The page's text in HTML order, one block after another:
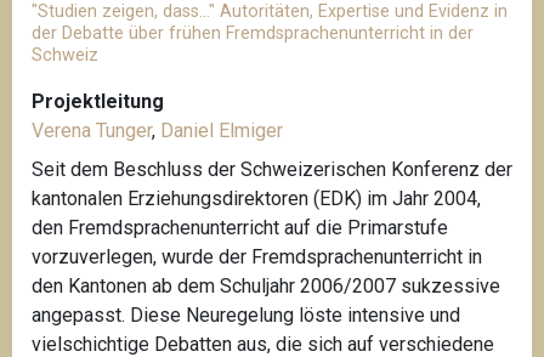
"Studien zeigen, dass…" Autoritäten, Expertise und Evidenz in
der Debatte über frühen Fremdsprachenunterricht in der
Schweiz
Projektleitung
Verena Tunger, Daniel Elmiger
Seit dem Beschluss der Schweizerischen Konferenz der
kantonalen Erziehungsdirektoren (EDK) im Jahr 2004,
den Fremdsprachenunterricht auf die Primarstufe
vorzuverlegen, wurde der Fremdsprachenunterricht in
den Kantonen ab dem Schuljahr 2006/2007 sukzessive
angepasst. Diese Neuregelung löste intensive und
vielschichtige Debatten aus, die sich auf verschiedene